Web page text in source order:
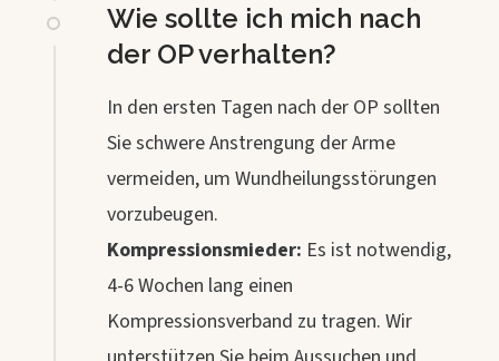
Wie sollte ich mich nach
der OP verhalten?
In den ersten Tagen nach der OP sollten
Sie schwere Anstrengung der Arme
vermeiden, um Wundheilungsstörungen
vorzubeugen.
Kompressionsmieder: Es ist notwendig,
4-6 Wochen lang einen
Kompressionsverband zu tragen. Wir